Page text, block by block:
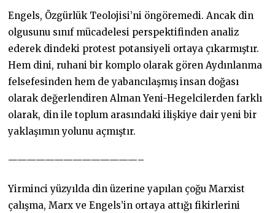
Engels, Özgürlük Teolojisi’ni öngöremedi. Ancak din
olgusunu sınıf mücadelesi perspektifinden analiz
ederek dindeki protest potansiyeli ortaya çıkarmıştır.
Hem dini, ruhani bir komplo olarak gören Aydınlanma
felsefesinden hem de yabancılaşmış insan doğası
olarak değerlendiren Alman Yeni-Hegelcilerden farklı
olarak, din ile toplum arasındaki ilişkiye dair yeni bir
yaklaşımın yolunu açmıştır.
——————————————–
Yirminci yüzyılda din üzerine yapılan çoğu Marxist
çalışma, Marx ve Engels’in ortaya attığı fikirlerini